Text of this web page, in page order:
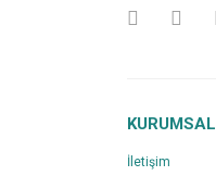
KURUMSAL
İletişim